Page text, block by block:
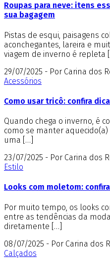
Roupas para neve: itens
sua bagagem
Pistas de esqui, paisagens
aconchegantes, lareira e
viagem de inverno é repleta
29/07/2025 - Por Carina dos
Acessórios
Como usar tricô: confira
Quando chega o inverno, é
como se manter
uma […]
23/07/2025 - Por Carina dos
Estilo
Looks com moletom:
Por muito tempo, os looks
entre as tendências da
diretamente […]
08/07/2025 - Por Carina dos
Calçados